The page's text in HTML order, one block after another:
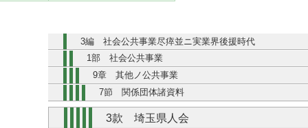
3編 社会公共事業尽瘁並ニ実業界後援時代
1部 社会公共事業
9章 其他ノ公共事業
7節 関係団体諸資料
3款 埼玉県人会